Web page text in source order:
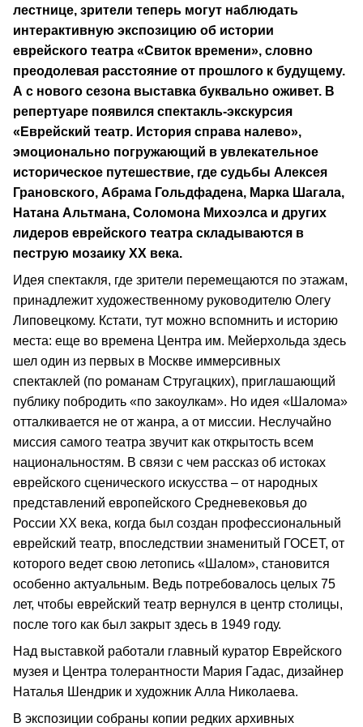
лестнице, зрители теперь могут наблюдать
интерактивную экспозицию об истории
еврейского театра «Свиток времени», словно
преодолевая расстояние от прошлого к будущему.
А с нового сезона выставка буквально оживет. В
репертуаре появился спектакль-экскурсия
«Еврейский театр. История справа налево»,
эмоционально погружающий в увлекательное
историческое путешествие, где судьбы Алексея
Грановского, Абрама Гольдфадена, Марка Шагала,
Натана Альтмана, Соломона Михоэлса и других
лидеров еврейского театра складываются в
пеструю мозаику ХХ века.
Идея спектакля, где зрители перемещаются по этажам,
принадлежит художественному руководителю Олегу
Липовецкому. Кстати, тут можно вспомнить и историю
места: еще во времена Центра им. Мейерхольда здесь
шел один из первых в Москве иммерсивных
спектаклей (по романам Стругацких), приглашающий
публику побродить «по закоулкам». Но идея «Шалома»
отталкивается не от жанра, а от миссии. Неслучайно
миссия самого театра звучит как открытость всем
национальностям. В связи с чем рассказ об истоках
еврейского сценического искусства – от народных
представлений европейского Средневековья до
России ХХ века, когда был создан профессиональный
еврейский театр, впоследствии знаменитый ГОСЕТ, от
которого ведет свою летопись «Шалом», становится
особенно актуальным. Ведь потребовалось целых 75
лет, чтобы еврейский театр вернулся в центр столицы,
после того как был закрыт здесь в 1949 году.
Над выставкой работали главный куратор Еврейского
музея и Центра толерантности Мария Гадас, дизайнер
Наталья Шендрик и художник Алла Николаева.
В экспозиции собраны копии редких архивных